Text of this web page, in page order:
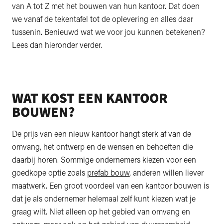
van A tot Z met het bouwen van hun kantoor. Dat doen
we vanaf de tekentafel tot de oplevering en alles daar
tussenin. Benieuwd wat we voor jou kunnen betekenen?
Lees dan hieronder verder.
WAT KOST EEN KANTOOR
BOUWEN?
De prijs van een nieuw kantoor hangt sterk af van de
omvang, het ontwerp en de wensen en behoeften die
daarbij horen. Sommige ondernemers kiezen voor een
goedkope optie zoals prefab bouw, anderen willen liever
maatwerk. Een groot voordeel van een kantoor bouwen is
dat je als ondernemer helemaal zelf kunt kiezen wat je
graag wilt. Niet alleen op het gebied van omvang en